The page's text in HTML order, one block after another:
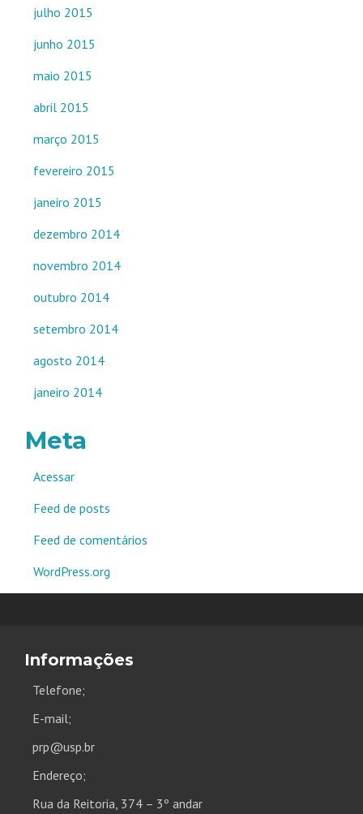
julho 2015
junho 2015
maio 2015
abril 2015
março 2015
fevereiro 2015
janeiro 2015
dezembro 2014
novembro 2014
outubro 2014
setembro 2014
agosto 2014
janeiro 2014
Meta
Acessar
Feed de posts
Feed de comentários
WordPress.org
Informações
Telefone;
E-mail;
prp@usp.br
Endereço;
Rua da Reitoria, 374 – 3º andar